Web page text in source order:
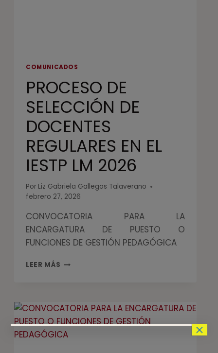
COMUNICADOS
PROCESO DE
SELECCIÓN DE
DOCENTES
REGULARES EN EL
IESTP LM 2026
Por Liz Gabriela Gallegos Talaverano
febrero 27, 2026
CONVOCATORIA PARA LA
ENCARGATURA DE PUESTO O
FUNCIONES DE GESTIÓN PEDAGÓGICA
LEER MÁS
×